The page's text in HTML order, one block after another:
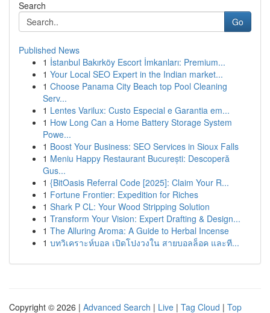
Search
Go
Published News
1 İstanbul Bakırköy Escort İmkanları: Premium...
1 Your Local SEO Expert in the Indian market...
1 Choose Panama City Beach top Pool Cleaning
Serv...
1 Lentes Varilux: Custo Especial e Garantia em...
1 How Long Can a Home Battery Storage System
Powe...
1 Boost Your Business: SEO Services in Sioux Falls
1 Meniu Happy Restaurant București: Descoperă
Gus...
1 {BitOasis Referral Code [2025]: Claim Your R...
1 Fortune Frontier: Expedition for Riches
1 Shark P CL: Your Wood Stripping Solution
1 Transform Your Vision: Expert Drafting & Design...
1 The Alluring Aroma: A Guide to Herbal Incense
1 บทวิเคราะห์บอล เปิดโปงวงใน สายบอลล็อค และที...
Copyright © 2026 | Advanced Search | Live | Tag Cloud | Top